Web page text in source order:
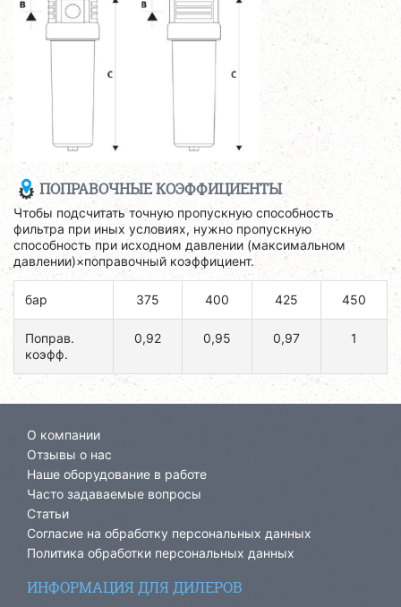
ПОПРАВОЧНЫЕ КОЭФФИЦИЕНТЫ
Чтобы подсчитать точную пропускную способность
фильтра при иных условиях, нужно пропускную
способность при исходном давлении (максимальном
давлении)×поправочный коэффициент.
бар 375 400 425 450
Поправ.
коэфф.
0,92 0,95 0,97 1
О компании
Отзывы о нас
Наше оборудование в работе
Часто задаваемые вопросы
Статьи
Согласие на обработку персональных данных
Политика обработки персональных данных
ИНФОРМАЦИЯ ДЛЯ ДИЛЕРОВ